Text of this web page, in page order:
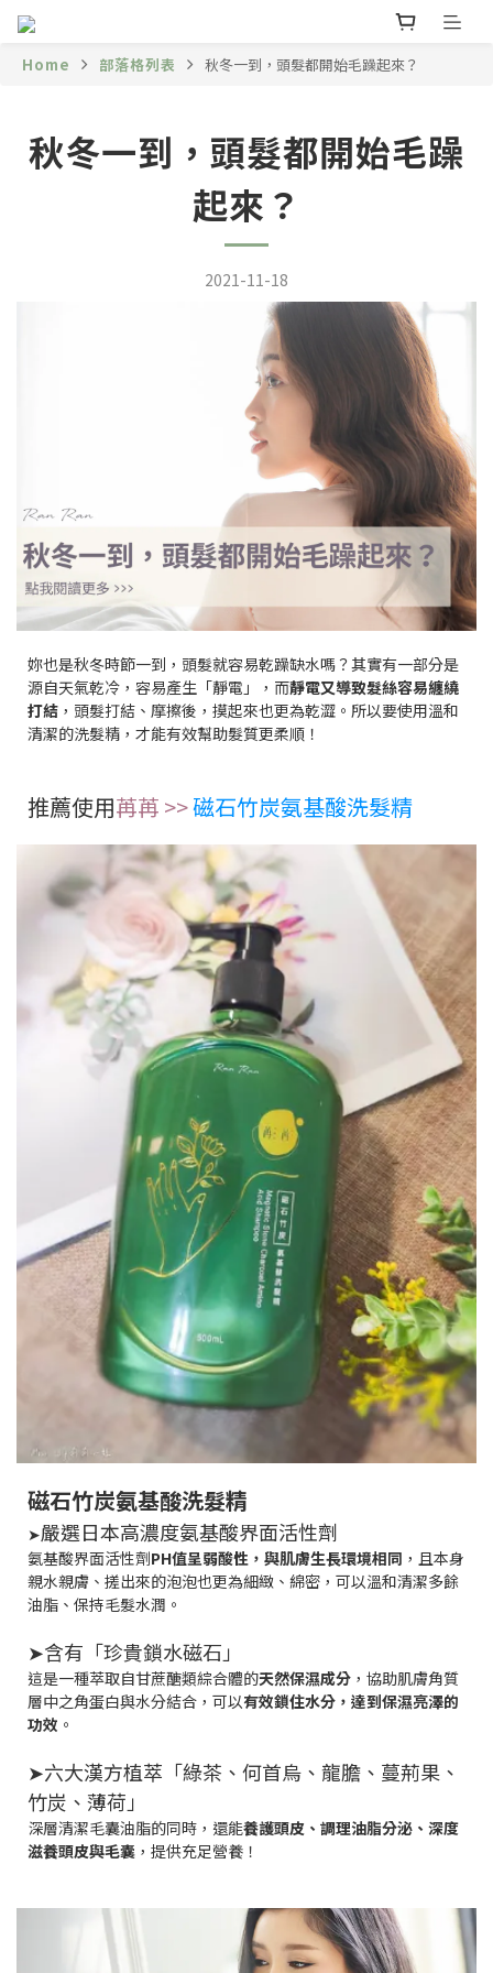
Home 部落格列表 秋冬一到，頭髮都開始毛躁起來？
秋冬一到，頭髮都開始毛躁
起來？
2021-11-18
妳也是秋冬時節一到，頭髮就容易乾躁缺水嗎？其實有一部分是
源自天氣乾冷，容易產生「靜電」，而靜電又導致髮絲容易纏繞
打結 ，頭髮打結、摩擦後，摸起來也更為乾澀。所以要使用溫和
清潔的洗髮精，才能有效幫助髮質更柔順！
推薦使用苒苒 >>磁石竹炭氨基酸洗髮精
磁石竹炭氨基酸洗髮精
➤嚴選日本高濃度氨基酸界面活性劑
氨基酸界面活性劑PH值呈弱酸性，與肌膚生長環境相同 ，且本身
親水親膚、搓出來的泡泡也更為細緻、綿密，可以溫和清潔多餘
油脂、保持毛髮水潤。
➤含有 「珍貴鎖水磁石」
這是一種萃取自甘蔗醣類綜合體的天然保濕成分 ， 協助肌膚角質
層中之角蛋白與水分結合，可以有效鎖住水分，達到保濕亮澤的
功效 。
➤六大漢方植萃 「綠茶、何首烏、龍膽、蔓荊果、
竹炭、薄荷」
深層清潔毛囊油脂的同時，還能養護頭皮、調理油脂分泌、深度
滋養頭皮與毛囊 ，提供充足營養！